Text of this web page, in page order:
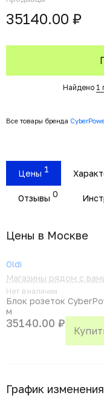
35140.00 ₽
Найдено 1
Все товары бренда
Цены 1
Отзывы 0
Цены в Москвe
Oldi
Магазины рядом с
Нет в наличии
Блок розеток
м
35140.00 ₽
График